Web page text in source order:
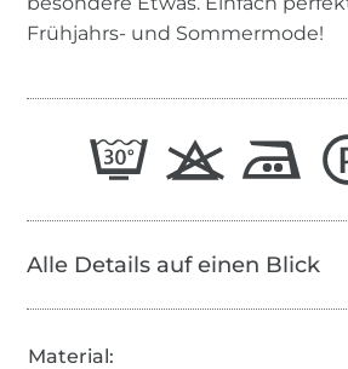
Frühjahrs- und Sommermode!
Alle Details auf einen Blick
Material: